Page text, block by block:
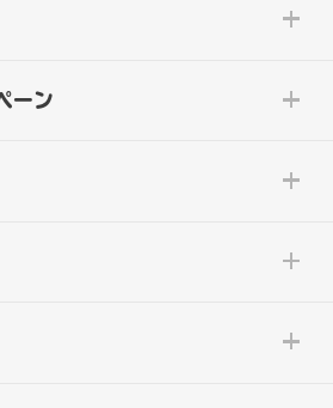
ーン